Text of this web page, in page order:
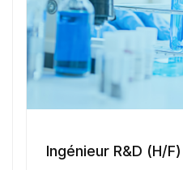
Sélectionner une
Ingénieur R&D (H/F)